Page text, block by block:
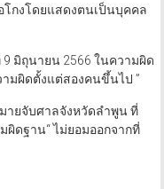
กงโดยแสดงตนเป็นบุคคล
มิถุนายน 2566 ในความผิด
มผิดตั้งแต่สองคนขึ้นไป ”
ายจับศาลจังหวัดลำพูน ที่
ผิดฐาน“ ไม่ยอมออกจากที่